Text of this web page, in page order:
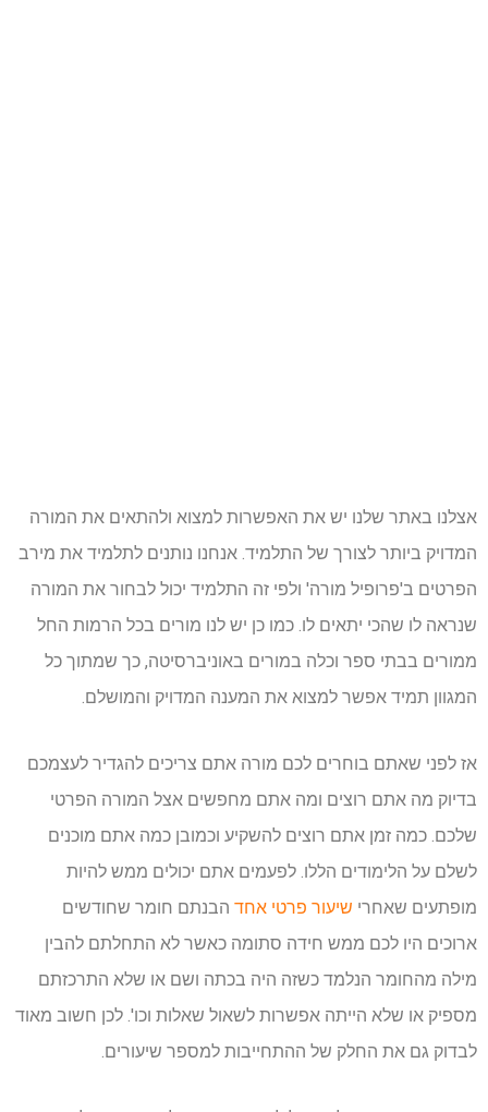
אצלנו באתר שלנו יש את האפשרות למצוא ולהתאים את המורה
המדויק ביותר לצורך של התלמיד. אנחנו נותנים לתלמיד את מירב
הפרטים ב'פרופיל מורה' ולפי זה התלמיד יכול לבחור את המורה
שנראה לו שהכי יתאים לו. כמו כן יש לנו מורים בכל הרמות החל
ממורים בבתי ספר וכלה במורים באוניברסיטה, כך שמתוך כל
המגוון תמיד אפשר למצוא את המענה המדויק והמושלם.
אז לפני שאתם בוחרים לכם מורה אתם צריכים להגדיר לעצמכם
בדיוק מה אתם רוצים ומה אתם מחפשים אצל המורה הפרטי
שלכם. כמה זמן אתם רוצים להשקיע וכמובן כמה אתם מוכנים
לשלם על הלימודים הללו. לפעמים אתם יכולים ממש להיות
מופתעים שאחרי שיעור פרטי אחד הבנתם חומר שחודשים
ארוכים היו לכם ממש חידה סתומה כאשר לא התחלתם להבין
מילה מהחומר הנלמד כשזה היה בכתה ושם או שלא התרכזתם
מספיק או שלא הייתה אפשרות לשאול שאלות וכו'. לכן חשוב מאוד
לבדוק גם את החלק של ההתחייבות למספר שיעורים.